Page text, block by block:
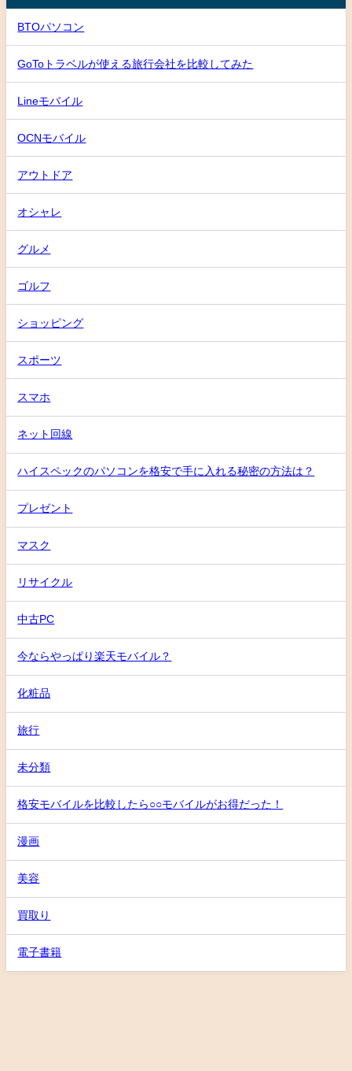
BTOパソコン
GoToトラベルが使える旅行会社を比較してみた
Lineモバイル
OCNモバイル
アウトドア
オシャレ
グルメ
ゴルフ
ショッピング
スポーツ
スマホ
ネット回線
ハイスペックのパソコンを格安で手に入れる秘密の方法は？
プレゼント
マスク
リサイクル
中古PC
今ならやっぱり楽天モバイル？
化粧品
旅行
未分類
格安モバイルを比較したら○○モバイルがお得だった！
漫画
美容
買取り
電子書籍